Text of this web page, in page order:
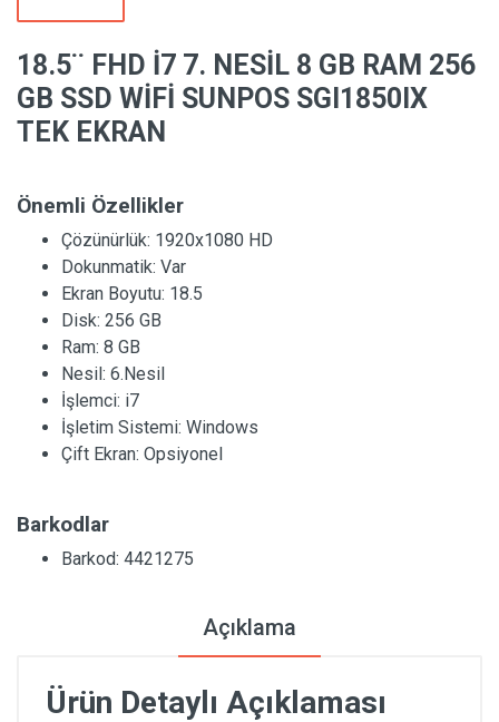
18.5¨ FHD İ7 7. NESİL 8 GB RAM 256
GB SSD WİFİ SUNPOS SGI1850IX
TEK EKRAN
Önemli Özellikler
Çözünürlük: 1920x1080 HD
Dokunmatik: Var
Ekran Boyutu: 18.5
Disk: 256 GB
Ram: 8 GB
Nesil: 6.Nesil
İşlemci: i7
İşletim Sistemi: Windows
Çift Ekran: Opsiyonel
Barkodlar
Barkod: 4421275
Açıklama
Ürün Detaylı Açıklaması